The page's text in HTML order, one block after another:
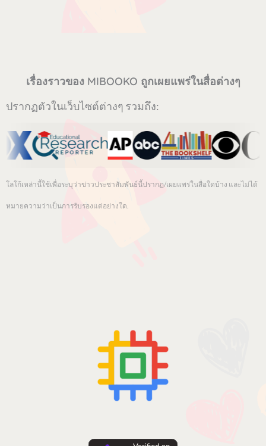
เรื่องราวของ MIBOOKO ถูกเผยแพร่ในสื่อต่างๆ
ปรากฏตัวในเว็บไซต์ต่างๆ รวมถึง:
โลโก้เหล่านี้ใช้เพื่อระบุว่าข่าวประชาสัมพันธ์นี้ปรากฏ/เผยแพร่ในสื่อใดบ้าง และไม่ได้
หมายความว่าเป็นการรับรองแต่อย่างใด.